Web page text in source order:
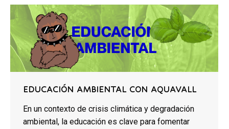
EDUCACIÓN AMBIENTAL CON AQUAVALL
En un contexto de crisis climática y degradación
ambiental, la educación es clave para fomentar